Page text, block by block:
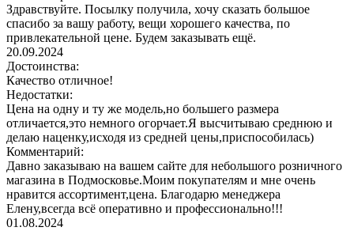
Здравствуйте. Посылку получила, хочу сказать большое
спасибо за вашу работу, вещи хорошего качества, по
привлекательной цене. Будем заказывать ещё.
20.09.2024
Достоинства:
Качество отличное!
Недостатки:
Цена на одну и ту же модель,но большего размера
отличается,это немного огорчает.Я высчитываю среднюю и
делаю наценку,исходя из средней цены,приспособилась)
Комментарий:
Давно заказываю на вашем сайте для небольшого розничного
магазина в Подмосковье.Моим покупателям и мне очень
нравится ассортимент,цена. Благодарю менеджера
Елену,всегда всё оперативно и профессионально!!!
01.08.2024